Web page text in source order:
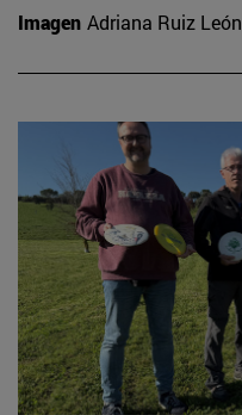
Imagen Adriana Ruiz León